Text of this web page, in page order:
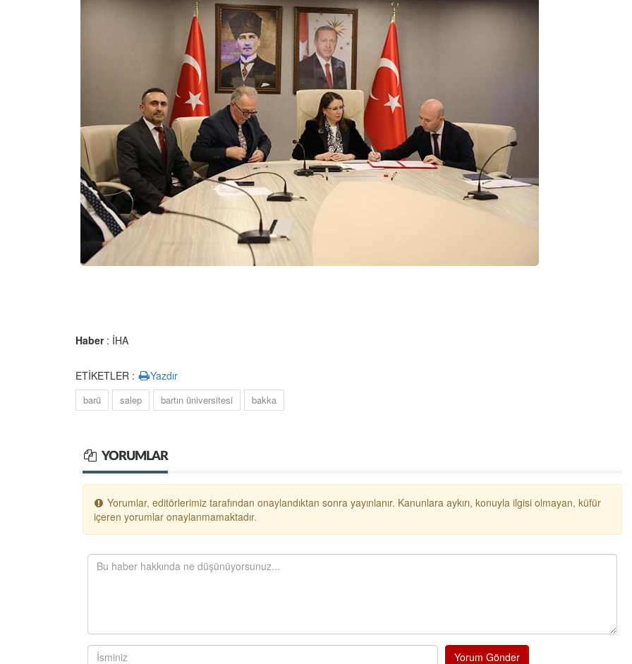
Haber: İHA
ETİKETLER : Yazdır
barü salep bartın üniversitesi bakka
YORUMLAR
Yorumlar, editörlerimiz tarafından onaylandıktan sonra yayınlanır. Kanunlara aykırı, konuyla ilgisi olmayan, küfür
içeren yorumlar onaylanmamaktadır.
Yorum Gönder